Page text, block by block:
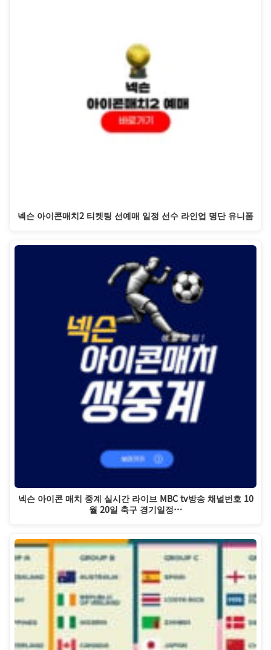
넥슨 아이콘매치2 티켓팅 선예매 일정 선수 라인업 명단 유니폼
넥슨 아이콘 매치 중계 실시간 라이브 MBC tv방송 채널번호 10
월 20일 축구 경기일정…